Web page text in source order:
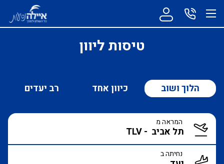
טיסות ליוון
הלוך ושוב כיוון אחד רב יעדים
המראה מ
נחיתה ב